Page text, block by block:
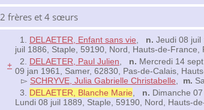
2 frères et 4 sœurs
1. DELAETER, Enfant sans vie n. Jeudi 08 juil
juil 1886, Staple, 59190, Nord, Hauts-de-France,
+ 2. DELAETER, Paul Julien n. Mercredi 14
09 jan 1961, Samer, 62830, Pas-de-Calais,
▻ SCHRYVE, Julia Gabrielle Christabelle m.
3. DELAETER, Blanche Marie n. Dimanche
Lundi 08 juil 1889, Staple, 59190, Nord, Hauts-